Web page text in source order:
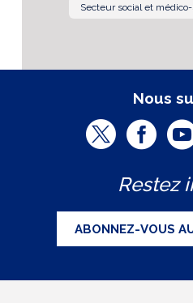
Secteur social et médico-
Nous
T
i
t
t
e
F
c
e
b
o
Restez
ABONNEZ-VOUS